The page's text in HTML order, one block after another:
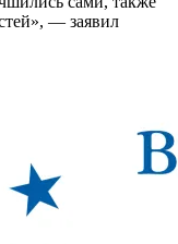
— заявил